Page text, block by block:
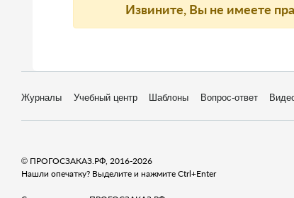
Извините, Вы не имеете
Журналы Учебный центр Шаблоны Вопрос-ответ
© ПРОГОСЗАКАЗ.РФ, 2016-2026
Нашли опечатку? Выделите и нажмите Ctrl+Enter